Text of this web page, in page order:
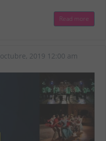
Read more
2019 12:00 am